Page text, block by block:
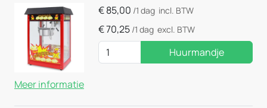
€85,00 /1 dag incl. BTW
€70,25 /1 dag excl. BTW
Huurmandje
Meer informatie